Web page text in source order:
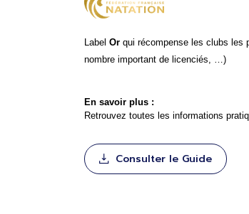
Label Or qui récompense les clubs les
nombre important de licenciés, …)
En savoir plus :
Retrouvez toutes les informations
Consulter le Guide